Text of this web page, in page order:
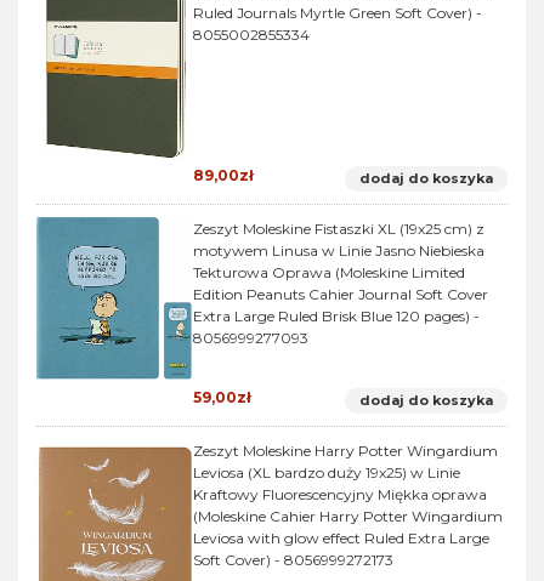
Ruled Journals Myrtle Green Soft Cover) -
8055002855334
89,00zł dodaj do koszyka
Zeszyt Moleskine Fistaszki XL (19x25 cm) z
motywem Linusa w Linie Jasno Niebieska
Tekturowa Oprawa (Moleskine Limited
Edition Peanuts Cahier Journal Soft Cover
Extra Large Ruled Brisk Blue 120 pages) -
8056999277093
59,00zł dodaj do koszyka
Zeszyt Moleskine Harry Potter Wingardium
Leviosa (XL bardzo duży 19x25) w Linie
Kraftowy Fluorescencyjny Miękka oprawa
(Moleskine Cahier Harry Potter Wingardium
Leviosa with glow effect Ruled Extra Large
Soft Cover) - 8056999272173